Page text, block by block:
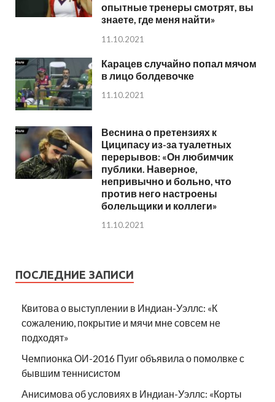
опытные тренеры смотрят, вы
знаете, где меня найти»
11.10.2021
Карацев случайно попал мячом
в лицо болдевочке
11.10.2021
Веснина о претензиях к
Циципасу из-за туалетных
перерывов: «Он любимчик
публики. Наверное,
непривычно и больно, что
против него настроены
болельщики и коллеги»
11.10.2021
ПОСЛЕДНИЕ ЗАПИСИ
Квитова о выступлении в Индиан-Уэллс: «К
сожалению, покрытие и мячи мне совсем не
подходят»
Чемпионка ОИ-2016 Пуиг объявила о помолвке с
бывшим теннисистом
Анисимова об условиях в Индиан-Уэллс: «Корты